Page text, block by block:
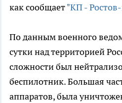
как сообщает"КП -
По данным военного
сутки над территорией
сложности был
беспилотник. Большая
аппаратов, была